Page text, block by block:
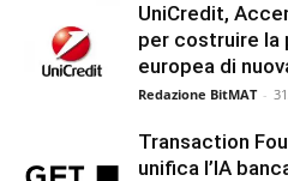
UniCredit,
per costruire la
europea di
Redazione BitMAT -
Transaction
unifica l’IA